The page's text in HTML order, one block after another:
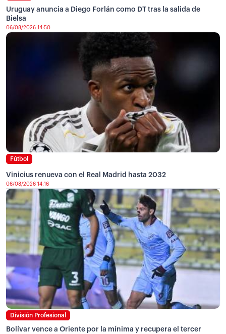
Uruguay anuncia a Diego Forlán como DT tras la salida de
Bielsa
06/08/2026 14:50
Fútbol
Vinicius renueva con el Real Madrid hasta 2032
06/08/2026 14:16
División Profesional
Bolívar vence a Oriente por la mínima y recupera el tercer